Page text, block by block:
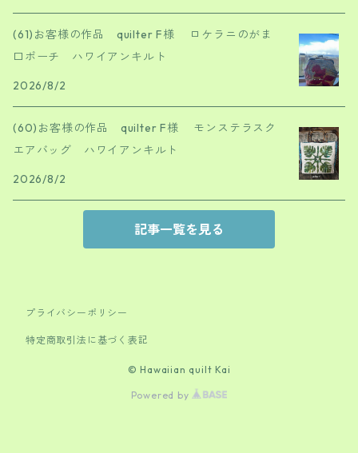
(61)お客様の作品 quilter F様 ロケラニのがま
口ポーチ ハワイアンキルト
2026/8/2
(60)お客様の作品 quilter F様 モンステラスク
エアバッグ ハワイアンキルト
2026/8/2
記事一覧を見る
プライバシーポリシー
特定商取引法に基づく表記
© Hawaiian quilt Kai
Powered by